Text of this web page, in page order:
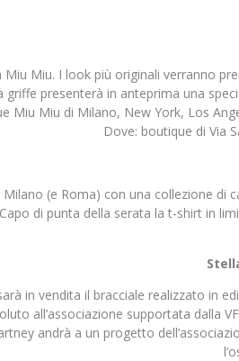
Miu. I look più originali verranno
presenterà in anteprima una
Miu Miu di Milano, New York, Los
Dove: boutique di Via
(e Roma) con una collezione di
di punta della serata la t-shirt in
in vendita il bracciale realizzato in
all’associazione supportata dalla
andrà a un progetto